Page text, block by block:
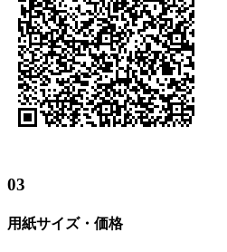
03
用紙サイズ・価格